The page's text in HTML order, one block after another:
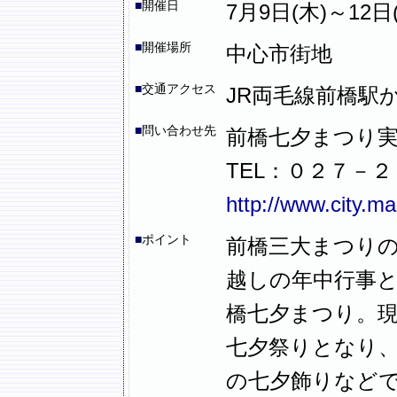
■開催日 7月9日(木)～12
■開催場所 中心市街地
■交通アクセス JR両毛線前橋駅
■問い合わせ先
前橋七夕まつ
TEL：０２７－
http://
■ポイント
前橋三大まつり
越しの年中行事
橋七夕まつり。
七夕祭りとなり
の七夕飾りなど